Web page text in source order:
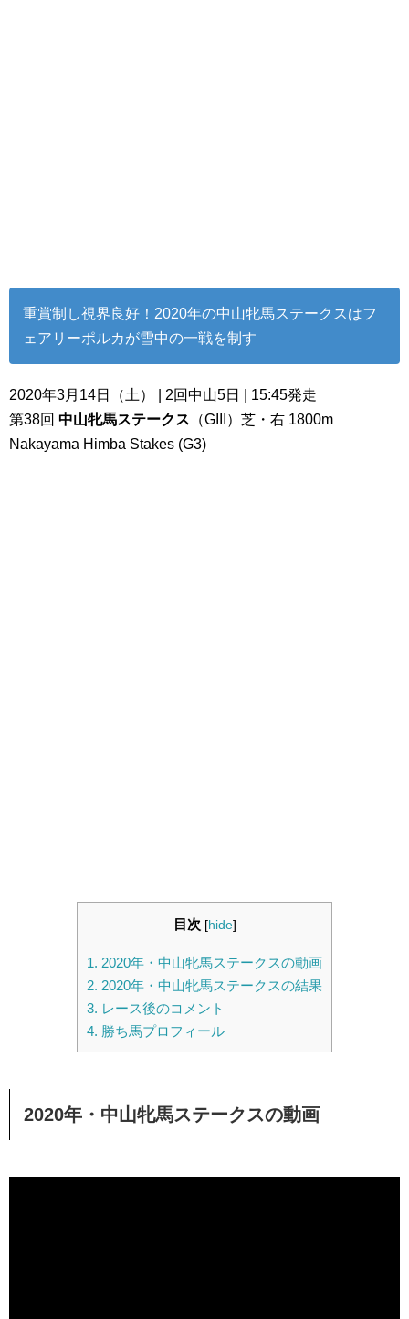
重賞制し視界良好！2020年の中山牝馬ステークスはフ
ェアリーポルカが雪中の一戦を制す
2020年3月14日（土） | 2回中山5日 | 15:45発走
第38回 中山牝馬ステークス （GIII）芝・右 1800m
Nakayama Himba Stakes (G3)
目次 [hide]
1. 2020年・中山牝馬ステークスの動画
2. 2020年・中山牝馬ステークスの結果
3. レース後のコメント
4. 勝ち馬プロフィール
2020年・中山牝馬ステークスの動画